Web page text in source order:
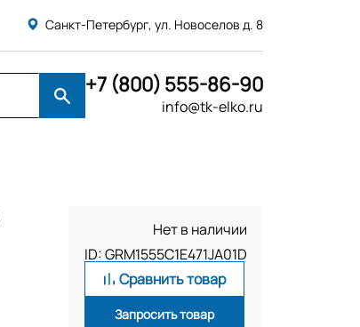
Санкт-Петербург, ул. Новоселов д. 8
+7 (800) 555-86-90
info@tk-elko.ru
Нет в наличии
ID: GRM1555C1E471JA01D
Сравнить товар
Запросить товар